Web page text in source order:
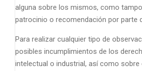
alguna sobre los mismos, como
patrocinio o recomendación por parte
Para realizar cualquier tipo de
posibles incumplimientos de los
intelectual o industrial, así como sobre